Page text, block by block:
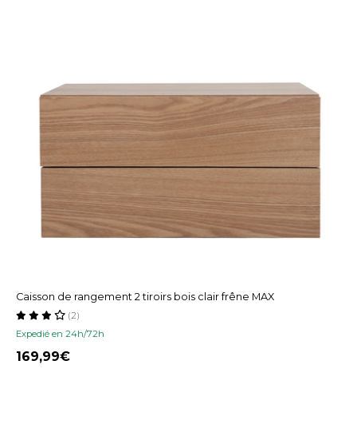
Caisson de rangement 2 tiroirs bois clair frêne MAX
Expedié en 24h/72h
(2)
169,99